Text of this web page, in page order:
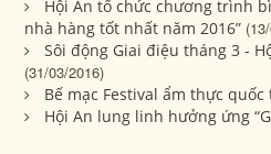
Hội An tổ chức chương trình
nhà hàng tốt nhất năm 2016”
Sôi động Giai điệu tháng 3 -
(31/03/2016)
Bế mạc Festival ẩm thực quốc
Hội An lung linh hưởng ứng